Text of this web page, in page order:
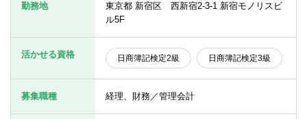
女性会計士の転職
個別転職相談会・セミナー
勤務地
東京都 新宿区 西新宿2-3-1 新宿モノリスビ
ル5F
活かせる資格 日商簿記検定2級 日商簿記検定3級
募集職種 経理、財務／管理会計